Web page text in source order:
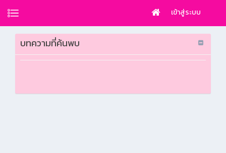
เข้าสู่ระบบ
บทความที่ค้นพบ